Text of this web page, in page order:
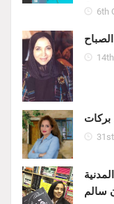
6th
بركات
سالم